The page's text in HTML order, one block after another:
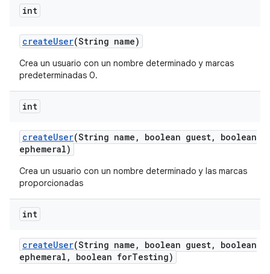
int
createUser(String name)
Crea un usuario con un nombre determinado y marcas
predeterminadas 0.
int
createUser(String name , boolean guest,
boolean
ephemeral)
Crea un usuario con un nombre determinado y las marcas
proporcionadas
int
createUser(String name , boolean guest,
boolean
ephemeral , boolean forTesting)